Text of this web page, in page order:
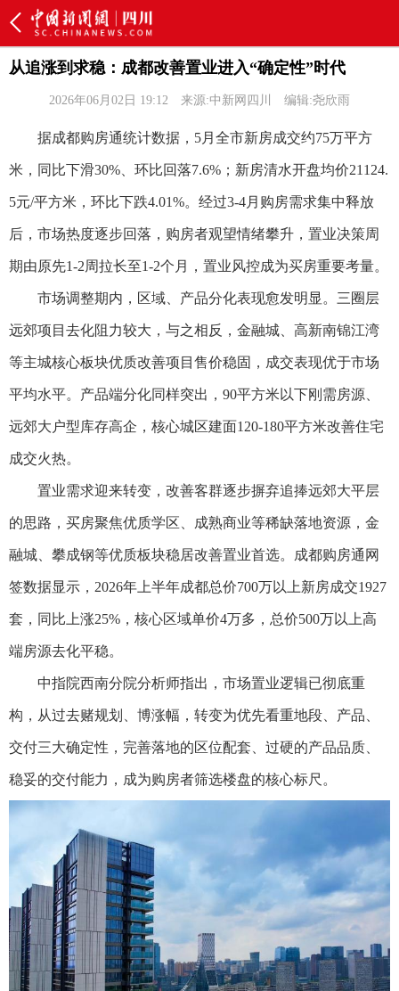
从追涨到求稳：成都改善置业进入“确定性”时代
2026年06月02日 19:12 来源:中新网四川 编辑:尧欣雨
据成都购房通统计数据，5月全市新房成交约75万平方
米，同比下滑30%、环比回落7.6%；新房清水开盘均价21124.
5元/平方米，环比下跌4.01%。经过3-4月购房需求集中释放
后，市场热度逐步回落，购房者观望情绪攀升，置业决策周
期由原先1-2周拉长至1-2个月，置业风控成为买房重要考量。
市场调整期内，区域、产品分化表现愈发明显。三圈层
远郊项目去化阻力较大，与之相反，金融城、高新南锦江湾
等主城核心板块优质改善项目售价稳固，成交表现优于市场
平均水平。产品端分化同样突出，90平方米以下刚需房源、
远郊大户型库存高企，核心城区建面120-180平方米改善住宅
成交火热。
置业需求迎来转变，改善客群逐步摒弃追捧远郊大平层
的思路，买房聚焦优质学区、成熟商业等稀缺落地资源，金
融城、攀成钢等优质板块稳居改善置业首选。成都购房通网
签数据显示，2026年上半年成都总价700万以上新房成交1927
套，同比上涨25%，核心区域单价4万多，总价500万以上高
端房源去化平稳。
中指院西南分院分析师指出，市场置业逻辑已彻底重
构，从过去赌规划、博涨幅，转变为优先看重地段、产品、
交付三大确定性，完善落地的区位配套、过硬的产品品质、
稳妥的交付能力，成为购房者筛选楼盘的核心标尺。